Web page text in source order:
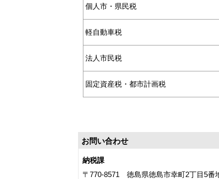
個人市・県民税
軽自動車税
法人市民税
固定資産税・都市計画税
お問い合わせ
納税課
〒770-8571 徳島県徳島市幸町2丁目5番